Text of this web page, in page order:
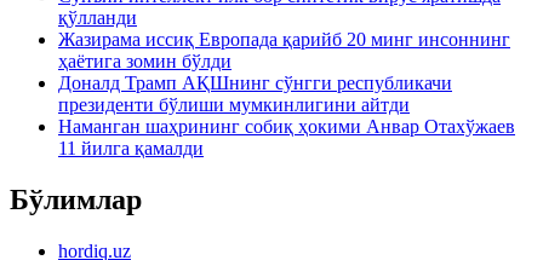
қўлланди
Жазирама иссиқ Европада қарийб 20 минг инсоннинг
ҳаётига зомин бўлди
Доналд Трамп АҚШнинг сўнгги республикачи
президенти бўлиши мумкинлигини айтди
Наманган шаҳрининг собиқ ҳокими Анвар Отахўжаев
11 йилга қамалди
Бўлимлар
hordiq.uz